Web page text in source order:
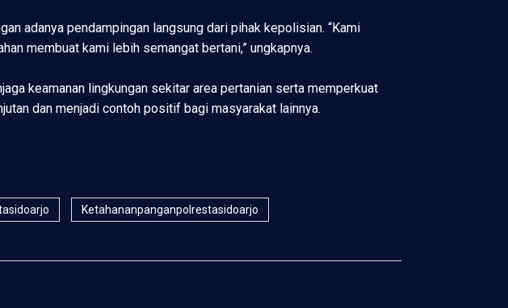
adanya pendampingan langsung dari pihak kepolisian. “Kami
membuat kami lebih semangat bertani,” ungkapnya.
keamanan lingkungan sekitar area pertanian serta memperkuat
dan menjadi contoh positif bagi masyarakat lainnya.
Ketahananpanganpolrestasidoarjo